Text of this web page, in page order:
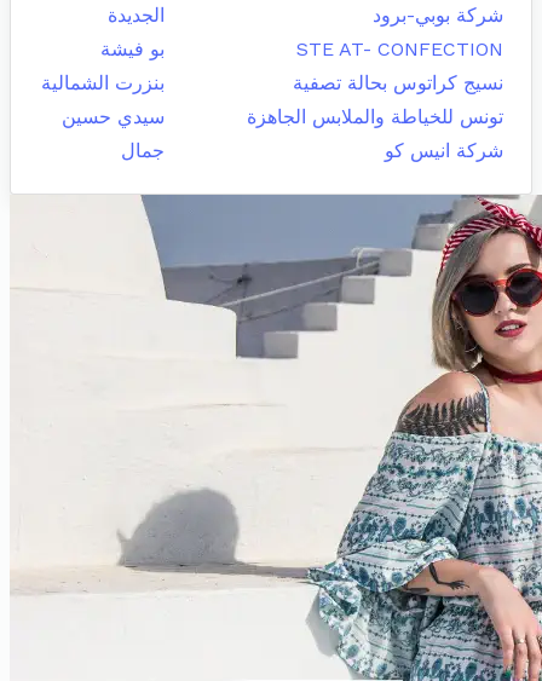
شركة بوبي-برود
الجديدة
STE AT- CONFECTION
بو فيشة
نسيج كراتوس بحالة تصفية
بنزرت الشمالية
تونس للخياطة والملابس الجاهزة
سيدي حسين
شركة انيس كو
جمال